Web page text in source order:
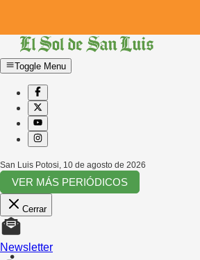
Toggle Menu
San Luis Potosi 10 de agosto de 2026
VER MÁS PERIÓDICOS
Cerrar
Newsletter